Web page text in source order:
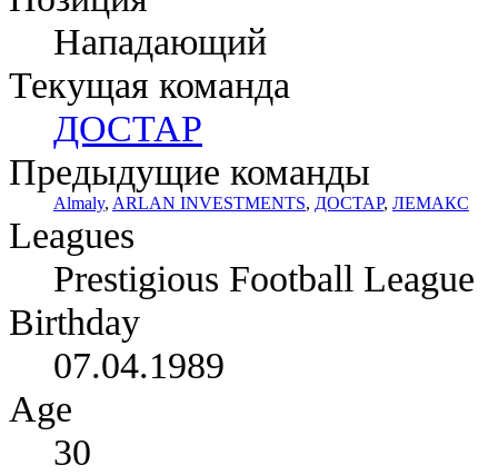
Нападающий
Текущая команда
ДОСТАР
Предыдущие команды
Almaly, ARLAN INVESTMENTS, ДОСТАР, ЛЕМАКС
Leagues
Prestigious Football League
Birthday
07.04.1989
Age
30